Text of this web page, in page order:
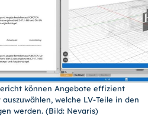
können Angebote effizient
welche LV-Teile in den
werden. (Bild: Nevaris)